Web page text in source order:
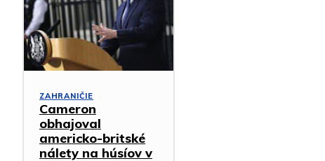
ZAHRANIČIE
Cameron
obhajoval
americko-britské
nálety na húsíov v